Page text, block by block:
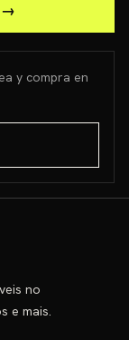
→
y compra en
no
e mais.